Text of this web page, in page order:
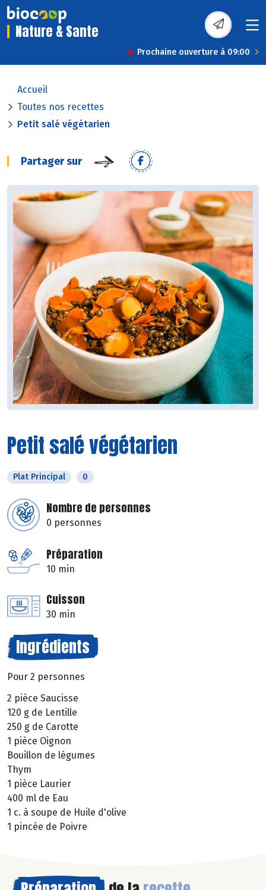
Nature & Sante
Prochaine ouverture à 09:00
Accueil
Toutes nos recettes
Petit salé végétarien
Partager sur
Petit salé végétarien
Plat Principal 0
Nombre de personnes
0 personnes
Préparation
10 min
Cuisson
30 min
Ingrédients
Pour 2 personnes
2 pièce Saucisse
120 g de Lentille
250 g de Carotte
1 pièce Oignon
Bouillon de légumes
Thym
1 pièce Laurier
400 ml de Eau
1 c. à soupe de Huile d'olive
1 pincée de Poivre